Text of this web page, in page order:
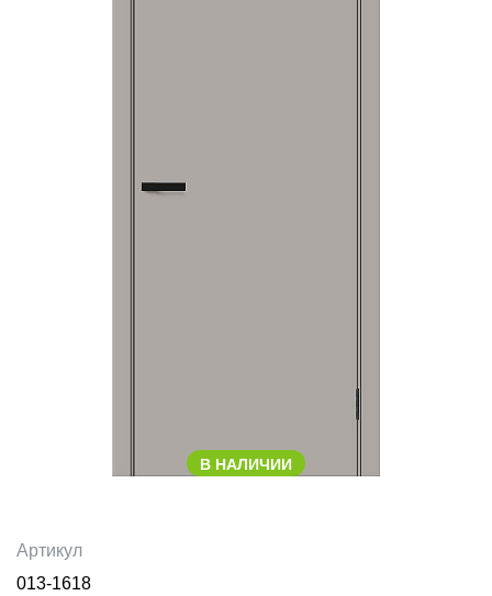
В НАЛИЧИИ
Артикул
013-1618